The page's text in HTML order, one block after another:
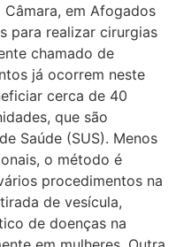
em Afogados
para realizar cirurgias
chamado de
já ocorrem neste
cerca de 40
que são
Saúde (SUS). Menos
o método é
procedimentos na
de vesícula,
de doenças na